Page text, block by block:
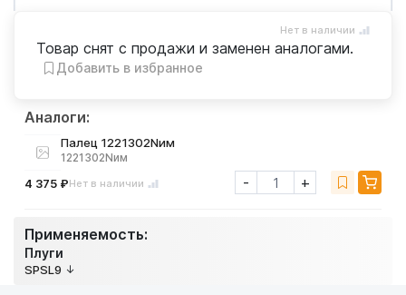
Аналоги:
Палец 1221302Nим
1221302Nим
4 375 ₽Нет в наличии - +
Применяемость:
Плуги
SPSL9
Нет в наличии
Товар снят с продажи и заменен аналогами.
Добавить в избранное